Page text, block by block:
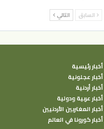
السابق التالي
أخبار رئيسية
أخبار عجلونية
أخبار أردنية
أخبار عربية ودولية
أخبار المغتربين الأردنيين
أخبار كورونا في العالم